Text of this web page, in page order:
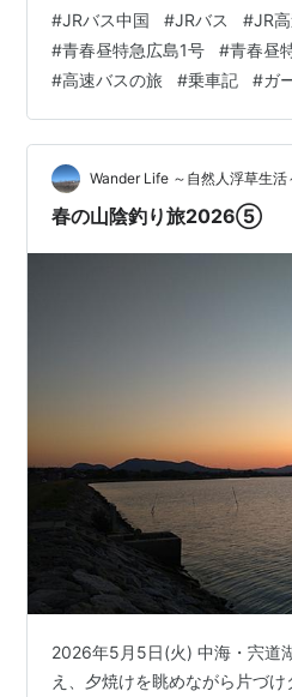
阪間を走っています。 それで
のように手頃な運賃で乗れる長
がありそうな気がします。 こ
昼特急広島1号」のラストラン
介します。 この記事はこのよ
ス中国の4…
#JRバス中国 #JRバス #JR
#青春昼特急広島1号 #青春昼
#高速バスの旅 #乗車記 #ガ
Wander Life ～自然人浮草生活
春の山陰釣り旅2026⑤
2026年5月5日(火) 中海・宍道
え、夕焼けを眺めながら片づ